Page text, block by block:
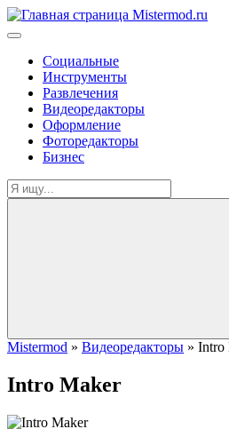
Социальные
Инструменты
Развлечения
Видеоредакторы
Оформление
Фоторедакторы
Бизнес
Mistermod » Видеоредакторы » Intro
Intro Maker